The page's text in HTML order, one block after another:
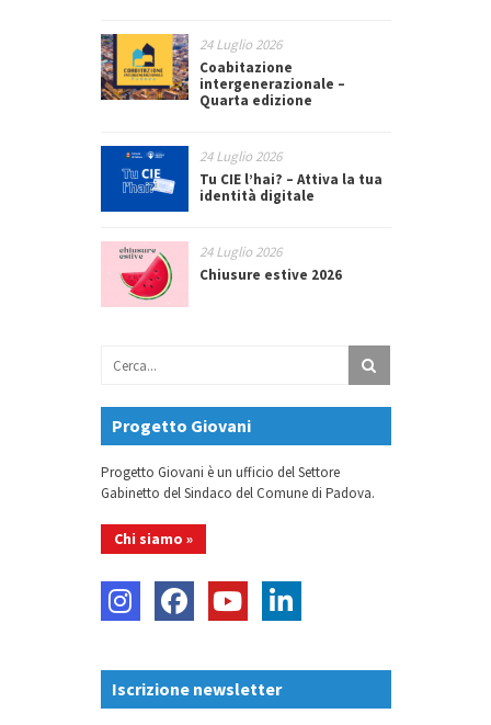
24 Luglio 2026
Coabitazione
intergenerazionale –
Quarta edizione
24 Luglio 2026
Tu CIE l’hai? – Attiva la tua
identità digitale
24 Luglio 2026
Chiusure estive 2026
Progetto Giovani
Progetto Giovani è un ufficio del Settore
Gabinetto del Sindaco del Comune di Padova.
Chi siamo »
Iscrizione newsletter